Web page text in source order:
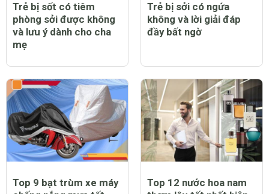
Trẻ bị sốt có tiêm
phòng sởi được không
và lưu ý dành cho cha
mẹ
Trẻ bị sởi có ngứa
không và lời giải đáp
đầy bất ngờ
Top 9 bạt trùm xe máy
Top 12 nước hoa nam